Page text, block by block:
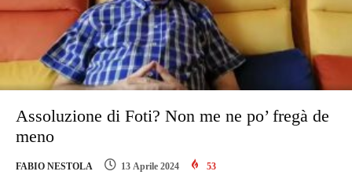
Assoluzione di Foti? Non me ne po’ fregà de
meno
FABIO NESTOLA 13 Aprile 2024 53